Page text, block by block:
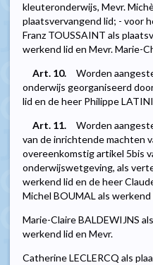
kleuteronderwijs, Mevr.
plaatsvervangend lid; - voor
Franz TOUSSAINT als
werkend lid en Mevr. Marie-
Art. 10.
Worden
onderwijs georganiseerd
lid en de heer Philippe
Art. 11.
Worden
van de inrichtende machten
overeenkomstig artikel 5bis
onderwijswetgeving, als
werkend lid en de heer
Michel BOUMAL als werkend
Marie-Claire BALDEWIJNS
werkend lid en Mevr.
Catherine LECLERCQ als